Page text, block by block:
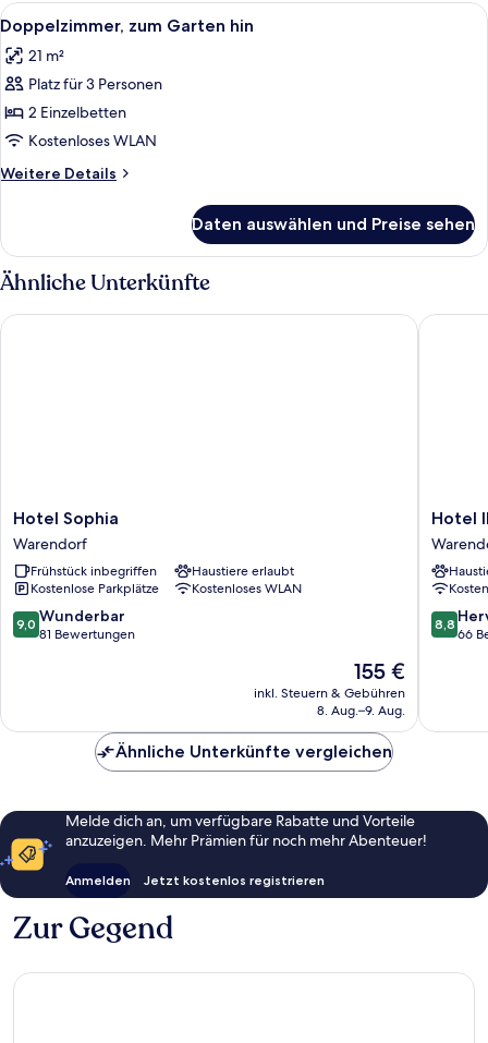
Alle
Fotos
für
Doppelzimmer,
zum
Garten
hin
anzeigen
Ein Schlafzimmer mit
6
Doppelzimmer, zum Garten hin
21 m²
Platz für 3 Personen
2 Einzelbetten
Kostenloses WLAN
Weitere Details
Weitere
zum
Garten
hin
Daten auswählen und Preise sehen
Ähnliche Unterkünfte
Hotel
Sophia
Warendorf
Hotel Sophia
Warendorf
Frühstück inbegriffen
Haustiere erlaubt
Kostenlose Parkplätze
Kostenloses WLAN
9.0
von
9,0 Wunderbar
81 Bewertungen
Der
Preis
beträgt
155 €
inkl. Steuern & Gebühren
8. Aug.–9. Aug.
Hotel Sophia
Hotel
Il
Hotel
8.8
von
8,8
66
Hotel Il
Ähnliche Unterkünfte vergleichen
Melde dich an, um verfügbare Rabatte und Vorteile
anzuzeigen. Mehr Prämien für noch mehr Abenteuer!
Anmelden Jetzt kostenlos registrieren
Zur Gegend